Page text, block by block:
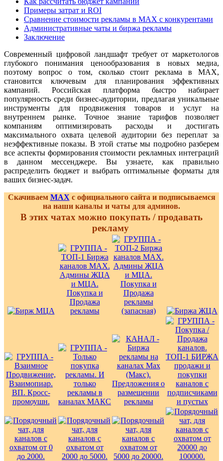
Примеры затрат и ROI
Сравнение стоимости рекламы в MAX с конкурентами
Административные чаты и биржа рекламы
Заключение
Современный цифровой ландшафт требует от маркетологов
глубокого понимания ценообразования в новых медиа,
поэтому вопрос о том, сколько стоит реклама в MAX,
становится ключевым для планирования эффективных
кампаний. Российская платформа быстро набирает
популярность среди бизнес-аудитории, предлагая уникальные
инструменты для продвижения товаров и услуг на
внутреннем рынке. Точное знание тарифов позволяет
компаниям оптимизировать расходы и достигать
максимального охвата целевой аудитории без переплат за
неэффективные показы. В этой статье мы подробно разберем
все аспекты формирования стоимости рекламных интеграций
в данном мессенджере. Вы узнаете, как правильно
распределить бюджет и выбрать оптимальные форматы для
ваших бизнес-задач.
Скачиваем MAX с официального сайта и подписываемся
на наши каналы и чаты для админов.
В этих чатах можно покупать / продавать
рекламу